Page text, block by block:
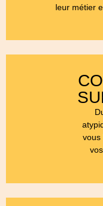
leur métier
vous